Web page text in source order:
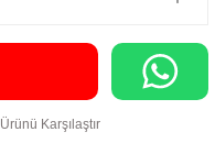
Ürünü Karşılaştır